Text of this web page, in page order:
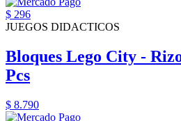
$ 296
JUEGOS DIDACTICOS
Bloques Lego City -
Pcs
$ 8.790